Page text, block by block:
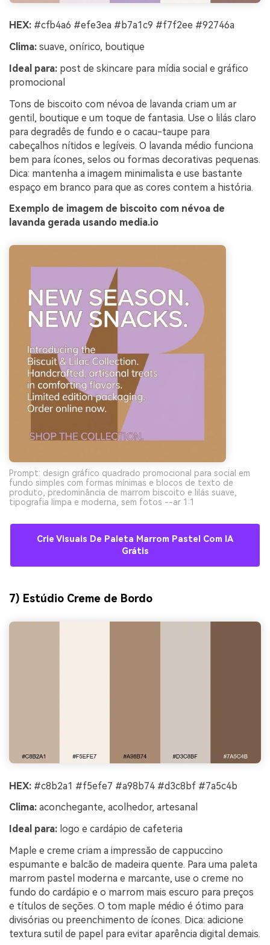
HEX: #cfb4a6 #efe3ea #b7a1c9 #f7f2ee #92746a
Clima: suave, onírico, boutique
Ideal para: post de skincare para mídia social e gráfico
promocional
Tons de biscoito com névoa de lavanda criam um ar
gentil, boutique e um toque de fantasia. Use o lilás claro
para degradês de fundo e o cacau-taupe para
cabeçalhos nítidos e legíveis. O lavanda médio funciona
bem para ícones, selos ou formas decorativas pequenas.
Dica: mantenha a imagem minimalista e use bastante
espaço em branco para que as cores contem a história.
Exemplo de imagem de biscoito com névoa de
lavanda gerada usando media.io
Prompt: design gráfico quadrado promocional para social em
fundo simples com formas mínimas e blocos de texto de
produto, predominância de marrom biscoito e lilás suave,
tipografia limpa e moderna, sem fotos --ar 1:1
Crie Visuais De Paleta Marrom Pastel Com IA
Grátis
7) Estúdio Creme de Bordo
HEX: #c8b2a1 #f5efe7 #a98b74 #d3c8bf #7a5c4b
Clima: aconchegante, acolhedor, artesanal
Ideal para: logo e cardápio de cafeteria
Maple e creme criam a impressão de cappuccino
espumante e balcão de madeira quente. Para uma paleta
marrom pastel moderna e marcante, use o creme no
fundo do cardápio e o marrom mais escuro para preços
e títulos de seções. O tom maple médio é ótimo para
divisórias ou preenchimento de ícones. Dica: adicione
textura sutil de papel para evitar aparência digital demais.